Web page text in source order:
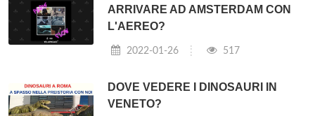
ARRIVARE AD AMSTERDAM CON
L'AEREO?
2022-01-26 517
DOVE VEDERE I DINOSAURI IN
VENETO?